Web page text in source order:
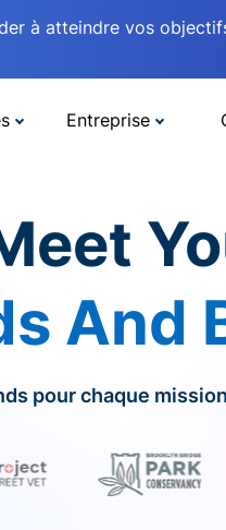
à atteindre vos
Entreprise
And
pour chaque